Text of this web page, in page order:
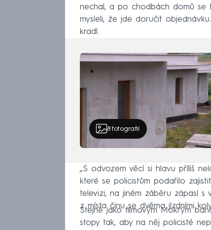
nechal, a po chodbách domů se
mysleli, že jde doručit
kradl.
8fotografií
„S odvozem věcí si hlavu příliš
které se policistům podařilo
televizi, na jiném záběru zápasí
z místa činu se dvěma jízdními
Stejně jako filmovým Mokrým
stopy tak, aby na něj policisté